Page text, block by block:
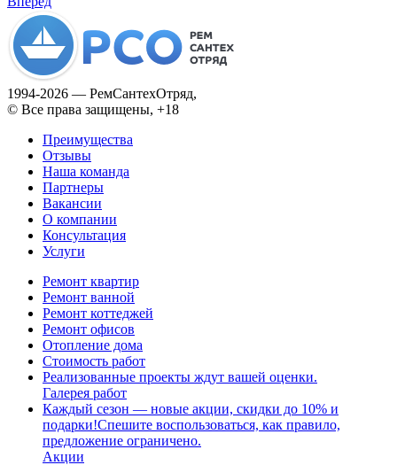
1994­-2026 — РемСантехОтряд,
© Все права защищены, +18
Преимущества
Отзывы
Наша команда
Партнеры
Вакансии
О компании
Консультация
Услуги
Ремонт квартир
Ремонт ванной
Ремонт коттеджей
Ремонт офисов
Отопление дома
Стоимость работ
Реализованные проекты ждут вашей оценки.
Галерея работ
Каждый сезон — новые акции, скидки до 10% и
подарки!Спешите воспользоваться, как правило,
предложение ограничено.
Акции